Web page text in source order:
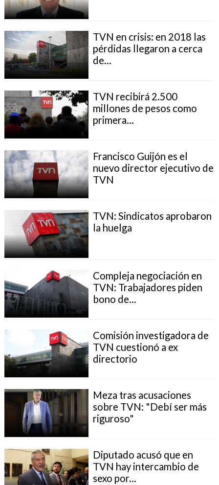
TVN en crisis: en 2018 las
pérdidas llegaron a cerca
de...
TVN recibirá 2.500
millones de pesos como
primera...
Francisco Guijón es el
nuevo director ejecutivo de
TVN
TVN: Sindicatos aprobaron
la huelga
Compleja negociación en
TVN: Trabajadores piden
bono de...
Comisión investigadora de
TVN cuestionó a ex
directorio
Meza tras acusaciones
sobre TVN: "Debí ser más
riguroso"
Diputado acusó que en
TVN hay intercambio de
sexo por...